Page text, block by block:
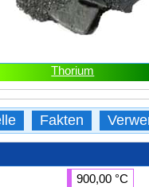
Thorium
Fakten
900,00 °C